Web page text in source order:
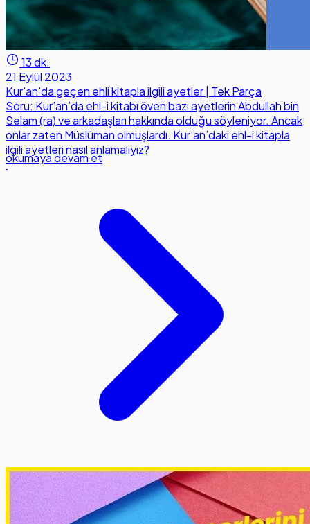
13 dk.
21 Eylül 2023
Kur'an'da geçen ehli kitapla ilgili ayetler | Tek Parça
Soru: Kur’an’da ehl-i kitabı öven bazı ayetlerin Abdullah bin
Selam (ra) ve arkadaşları hakkında olduğu söyleniyor. Ancak
onlar zaten Müslüman olmuşlardı. Kur’an’daki ehl-i kitapla
ilgili ayetleri nasıl anlamalıyız?
okumaya devam et